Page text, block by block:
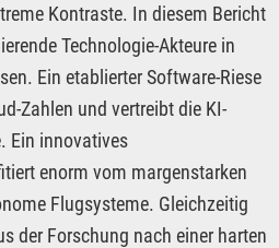
Kontraste. In diesem Bericht
Technologie-Akteure in
Ein etablierter Software-Riese
Zahlen und vertreibt die KI-
Ein innovatives
enorm vom margenstarken
Flugsysteme. Gleichzeitig
der Forschung nach einer harten